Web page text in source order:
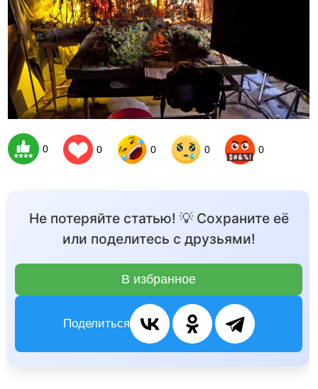
0 0 0 0 0
Не потеряйте статью! 💡 Сохраните её
или поделитесь с друзьями!
В избранное
Поделиться